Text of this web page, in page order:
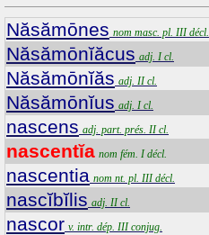
Năsămōnes nom masc. pl. III décl.
Năsămōnĭăcus adj. I cl.
Năsămōnĭăs adj. II cl.
Năsămōnĭus adj. I cl.
nascens adj. part. prés. II cl.
nascentĭa nom fém. I décl.
nascentia nom nt. pl. III décl.
nascĭbĭlis adj. II cl.
nascor v. intr. dép. III conjug.